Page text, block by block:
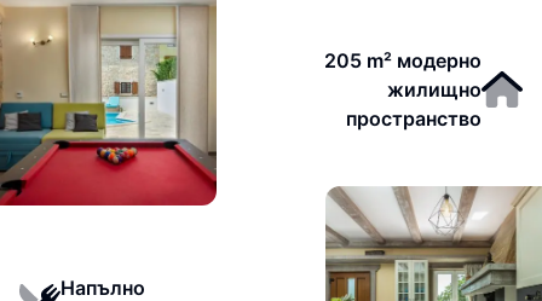
205 m² модерно
жилищно
пространство
Напълно